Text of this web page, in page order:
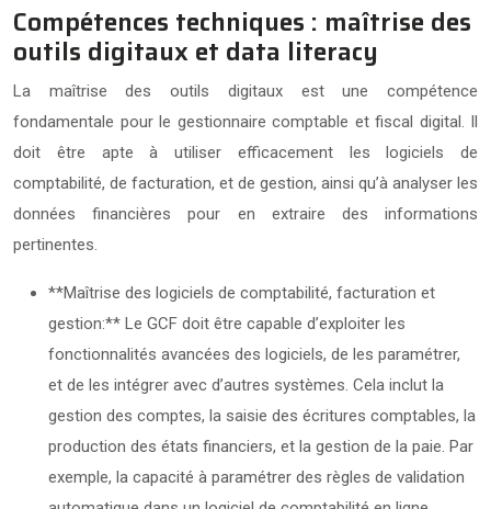
Compétences techniques : maîtrise des
outils digitaux et data literacy
La maîtrise des outils digitaux est une compétence
fondamentale pour le gestionnaire comptable et fiscal digital. Il
doit être apte à utiliser efficacement les logiciels de
comptabilité, de facturation, et de gestion, ainsi qu’à analyser les
données financières pour en extraire des informations
pertinentes.
**Maîtrise des logiciels de comptabilité, facturation et
gestion:** Le GCF doit être capable d’exploiter les
fonctionnalités avancées des logiciels, de les paramétrer,
et de les intégrer avec d’autres systèmes. Cela inclut la
gestion des comptes, la saisie des écritures comptables, la
production des états financiers, et la gestion de la paie. Par
exemple, la capacité à paramétrer des règles de validation